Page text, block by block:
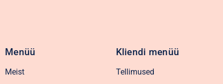
Menüü
Meist
Kliendi menüü
Tellimused